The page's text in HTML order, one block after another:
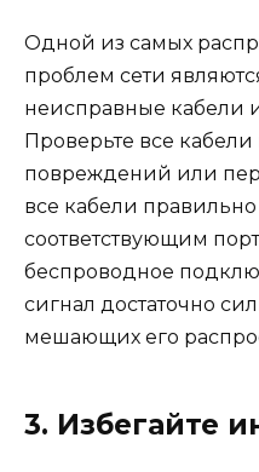
Одной из самых
проблем сети
неисправные кабели
Проверьте все
повреждений или
все кабели
соответствующим
беспроводное
сигнал достаточно
мешающих его
3. Избегайте